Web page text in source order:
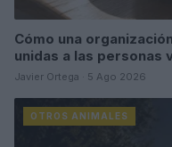
Cómo una
unidas a las personas
Javier Ortega · 5 Ago 2026
OTROS ANIMALES